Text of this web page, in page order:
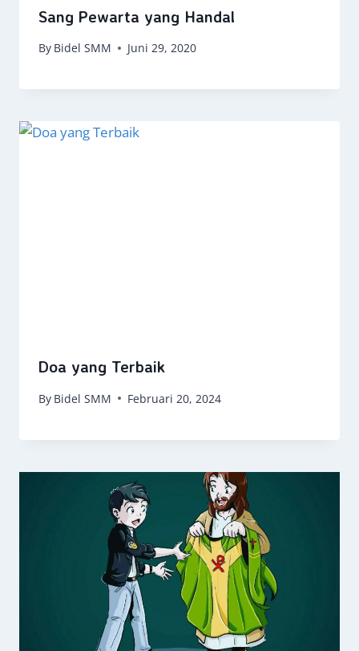
Sang Pewarta yang Handal
By Bidel SMM Juni 29, 2020
Doa yang Terbaik
By Bidel SMM Februari 20, 2024